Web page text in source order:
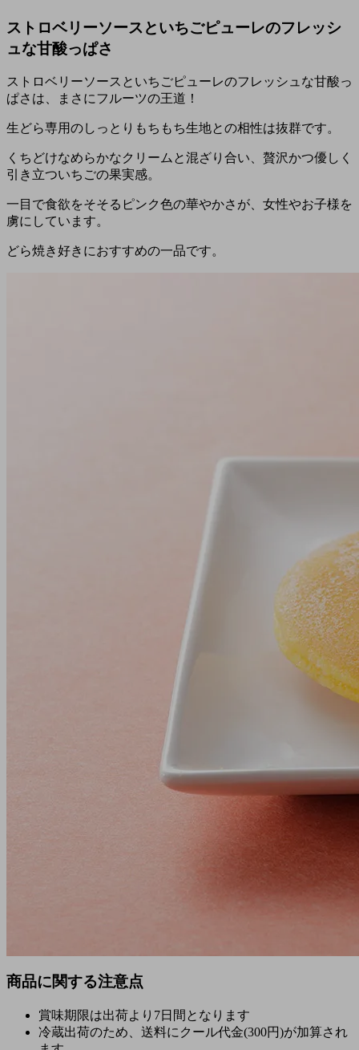
ストロベリーソースといちごピューレのフレッシ
ュな甘酸っぱさ
ストロベリーソースといちごピューレのフレッシュな甘酸っ
ぱさは、まさにフルーツの王道！
生どら専用のしっとりもちもち生地との相性は抜群です。
くちどけなめらかなクリームと混ざり合い、贅沢かつ優しく
引き立ついちごの果実感。
一目で食欲をそそるピンク色の華やかさが、女性やお子様を
虜にしています。
どら焼き好きにおすすめの一品です。
商品に関する注意点
賞味期限は出荷より7日間となります
冷蔵出荷のため、送料にクール代金(300円)が加算され